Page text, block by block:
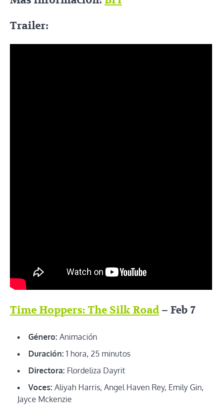
Trailer:
Time Hoppers: The Silk Road – Feb 7
Género: Animación
Duración: 1 hora, 25 minutos
Directora: Flordeliza Dayrit
Voces: Aliyah Harris, Angel Haven Rey, Emily Gin,
Jayce Mckenzie